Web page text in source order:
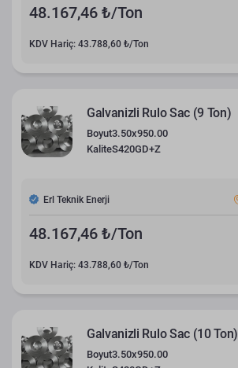
48.167,46 ₺/Ton
KDV Hariç: 43.788,60 ₺/Ton
Galvanizli Rulo Sac (9 Ton)
Boyut3.50x950.00
KaliteS420GD+Z
Erl Teknik Enerji
48.167,46 ₺/Ton
KDV Hariç: 43.788,60 ₺/Ton
Galvanizli Rulo Sac (10 Ton)
Boyut3.50x950.00